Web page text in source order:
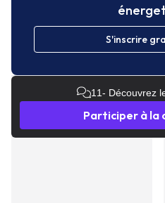
S'inscrire
11- Découvrez
Participer à la